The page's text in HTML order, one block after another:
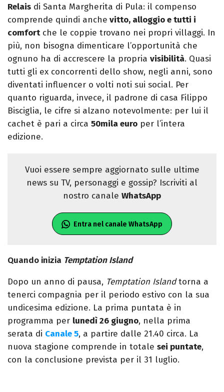
Relais di Santa Margherita di Pula: il compenso
comprende quindi anche vitto, alloggio e tutti i
comfortche le coppie trovano nei propri villaggi. In
più, non bisogna dimenticare l’opportunità che
ognuno ha di accrescere la propria visibilità. Quasi
tutti gli ex concorrenti dello show, negli anni, sono
diventati influencer o volti noti sui social. Per
quanto riguarda, invece, il padrone di casa Filippo
Bisciglia, le cifre si alzano notevolmente: per lui il
cachet è pari a circa 50mila euro per l’intera
edizione.
Vuoi essere sempre aggiornato sulle ultime
news su TV, personaggi e gossip? Iscriviti al
nostro canale WhatsApp
Entra nel canale WhatsApp
Quando inizia Temptation Island
Dopo un anno di pausa, Temptation Islandtorna a
tenerci compagnia per il periodo estivo con la sua
undicesima edizione. La prima puntata è in
programma per lunedì 26 giugno, nella prima
serata di Canale 5, a partire dalle 21.40 circa. La
nuova stagione comprende in totale sei puntate,
con la conclusione prevista per il 31 luglio.